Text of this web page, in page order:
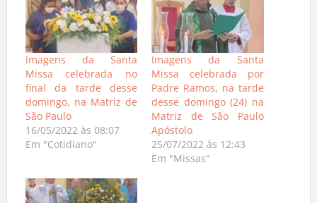
Imagens da Santa
Missa celebrada no
final da tarde desse
domingo, na Matriz de
São Paulo
16/05/2022 às 08:07
Em "Cotidiano"
Imagens da Santa
Missa celebrada por
Padre Ramos, na tarde
desse domingo (24) na
Matriz de São Paulo
Apóstolo
25/07/2022 às 12:43
Em "Missas"